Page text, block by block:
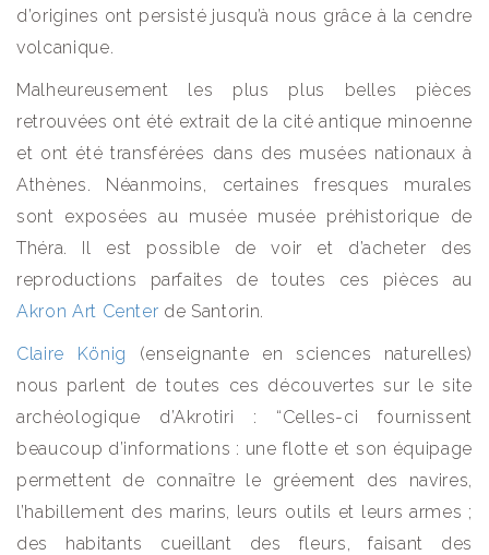
d’origines ont persisté jusqu’à nous grâce à la cendre
volcanique.
Malheureusement les plus plus belles pièces
retrouvées ont été extrait de la cité antique minoenne
et ont été transférées dans des musées nationaux à
Athènes. Néanmoins, certaines fresques murales
sont exposées au musée musée préhistorique de
Théra. Il est possible de voir et d’acheter des
reproductions parfaites de toutes ces pièces au
Akron Art Center de Santorin.
Claire König (enseignante en sciences naturelles)
nous parlent de toutes ces découvertes sur le site
archéologique d’Akrotiri : “Celles-ci fournissent
beaucoup d’informations : une flotte et son équipage
permettent de connaître le gréement des navires,
l’habillement des marins, leurs outils et leurs armes ;
des habitants cueillant des fleurs, faisant des